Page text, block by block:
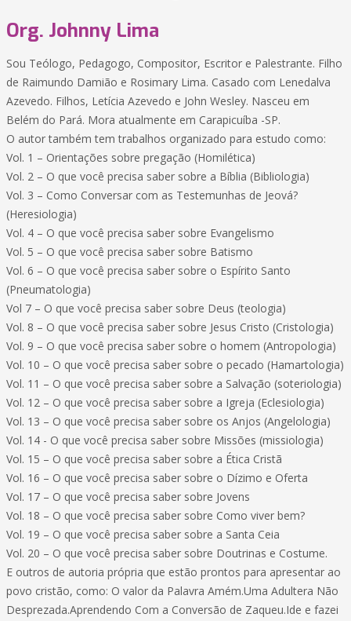
Org. Johnny Lima
Sou Teólogo, Pedagogo, Compositor, Escritor e Palestrante. Filho
de Raimundo Damião e Rosimary Lima. Casado com Lenedalva
Azevedo. Filhos, Letícia Azevedo e John Wesley. Nasceu em
Belém do Pará. Mora atualmente em Carapicuíba -SP.
O autor também tem trabalhos organizado para estudo como:
Vol. 1 – Orientações sobre pregação (Homilética)
Vol. 2 – O que você precisa saber sobre a Bíblia (Bibliologia)
Vol. 3 – Como Conversar com as Testemunhas de Jeová?
(Heresiologia)
Vol. 4 – O que você precisa saber sobre Evangelismo
Vol. 5 – O que você precisa saber sobre Batismo
Vol. 6 – O que você precisa saber sobre o Espírito Santo
(Pneumatologia)
Vol 7 – O que você precisa saber sobre Deus (teologia)
Vol. 8 – O que você precisa saber sobre Jesus Cristo (Cristologia)
Vol. 9 – O que você precisa saber sobre o homem (Antropologia)
Vol. 10 – O que você precisa saber sobre o pecado (Hamartologia)
Vol. 11 – O que você precisa saber sobre a Salvação (soteriologia)
Vol. 12 – O que você precisa saber sobre a Igreja (Eclesiologia)
Vol. 13 – O que você precisa saber sobre os Anjos (Angelologia)
Vol. 14 - O que você precisa saber sobre Missões (missiologia)
Vol. 15 – O que você precisa saber sobre a Ética Cristã
Vol. 16 – O que você precisa saber sobre o Dízimo e Oferta
Vol. 17 – O que você precisa saber sobre Jovens
Vol. 18 – O que você precisa saber sobre Como viver bem?
Vol. 19 – O que você precisa saber sobre a Santa Ceia
Vol. 20 – O que você precisa saber sobre Doutrinas e Costume.
E outros de autoria própria que estão prontos para apresentar ao
povo cristão, como: O valor da Palavra Amém.Uma Adultera Não
Desprezada.Aprendendo Com a Conversão de Zaqueu.Ide e fazei